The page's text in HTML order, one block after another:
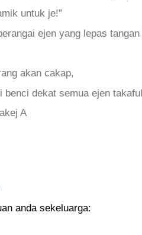
untuk je!”
ejen yang lepas
akan cakap,
dekat semua ejen
A
anda sekeluarga: